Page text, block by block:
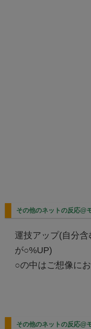
その他のネットの反応@
運技アップ(自分
が○%UP)
○の中はご想像に
その他のネットの反応@